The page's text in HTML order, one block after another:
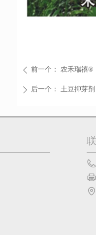
ꄴ 前一个： 农禾瑞禧®
ꄲ 后一个： 土豆抑芽剂